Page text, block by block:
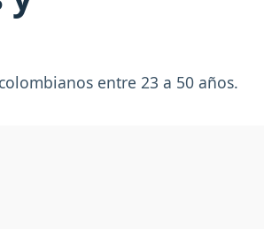
entre 23 a 50 años.